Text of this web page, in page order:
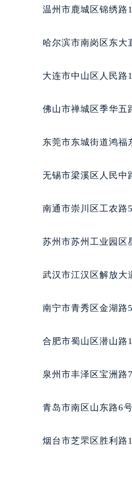
吉林
辽宁
辽宁
辽宁
辽宁
辽宁
辽宁
辽宁
北京
内蒙
内蒙
内蒙
内蒙
内蒙
温州市鹿城区锦绣路
哈尔滨市南岗区东大
大连市中山区人民路
佛山市禅城区季华五
东莞市东城街道鸿福
无锡市梁溪区人民中
南通市崇川区工农路
苏州市苏州工业园区
武汉市江汉区解放大
南宁市青秀区金湖路
合肥市蜀山区潜山路
泉州市丰泽区宝洲路
青岛市南区山东路6
烟台市芝罘区胜利路